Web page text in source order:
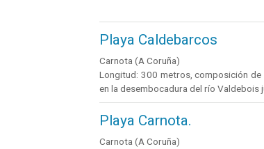
Playa Caldebarcos
Carnota (A Coruña)
Longitud: 300 metros, composición de
en la desembocadura del río Valdebois
Playa Carnota.
Carnota (A Coruña)